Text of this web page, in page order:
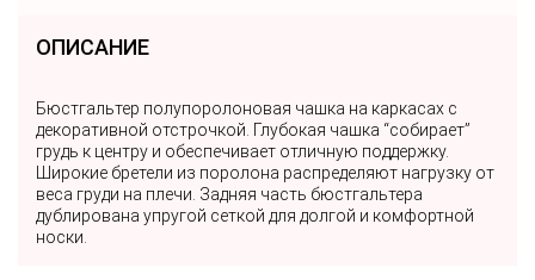
ОПИСАНИЕ
Бюстгальтер полупоролоновая чашка на каркасах с
декоративной отстрочкой. Глубокая чашка “собирает”
грудь к центру и обеспечивает отличную поддержку.
Широкие бретели из поролона распределяют нагрузку от
веса груди на плечи. Задняя часть бюстгальтера
дублирована упругой сеткой для долгой и комфортной
носки.